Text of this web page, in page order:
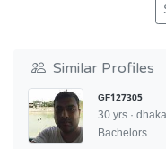
Similar Profiles
GF127305
30 yrs ·
Bachelors